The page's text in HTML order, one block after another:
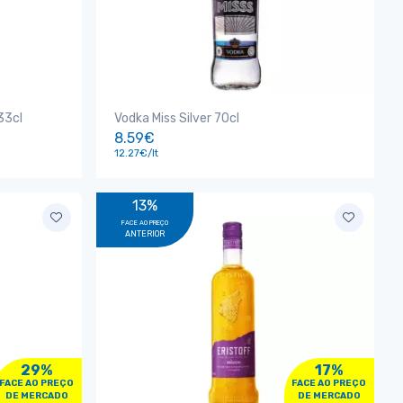
Vodka Miss Silver 70cl
8.59€
12.27€/lt
29%
FACE AO PREÇO
DE MERCADO
13%
FACE AO PREÇO
ANTERIOR
17%
FACE AO PREÇO
DE MERCADO